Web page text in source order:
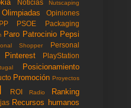
Noticias
Nutscaping
Olimpiadas Opiniones
PP PSOE Packaging
Paro Patrocinio Pepsi
Shopper
Personal
Pinterest
PlayStation
Posicionamiento
Promoción Proyectos
ROI Radio Ranking
Recursos humanos